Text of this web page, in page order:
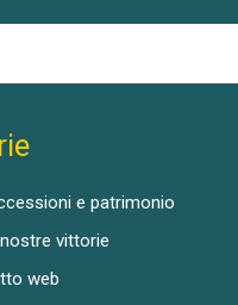
e patrimonio
vittorie
web